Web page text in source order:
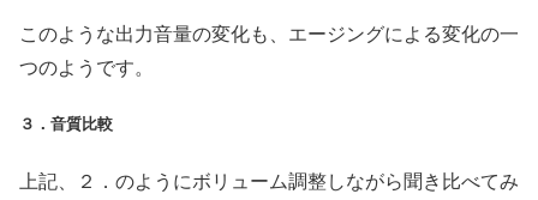
このような出力音量の変化も、エージングによる変化の一
つのようです。
３．音質比較
上記、２．のようにボリューム調整しながら聞き比べてみ